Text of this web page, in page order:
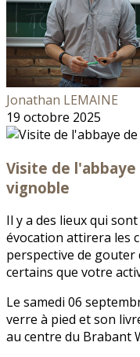
Jonathan LEMAINE
19 octobre 2025
Visite de
vignoble
Il y a des lieux qui
évocation attirera les
perspective de gouter
certains que votre
Le samedi 06
verre à pied et son
au centre du Brabant